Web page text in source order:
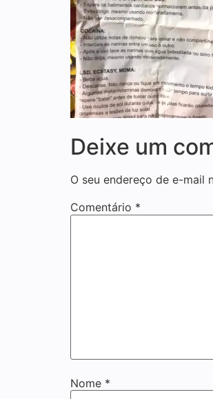
Deixe um
O seu endereço de e-mail
Comentário *
Nome *